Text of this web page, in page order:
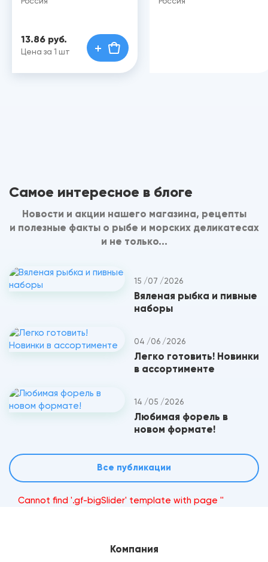
13.86 руб.
Цена за 1 шт
Самое интересное в блоге
Новости и акции нашего магазина, рецепты
и полезные факты о рыбе и морских деликатесах
и не только...
15 /07 /2026
Вяленая рыбка и пивные
наборы
04 /06 /2026
Легко готовить! Новинки
в ассортименте
14 /05 /2026
Любимая форель в
новом формате!
Все публикации
Cannot find '.gf-bigSlider' template with page ''
Компания